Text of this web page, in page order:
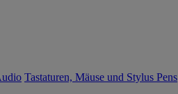
Tastaturen, Mäuse und Stylus Pens